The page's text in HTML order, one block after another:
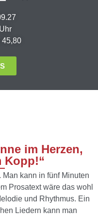
45,80
im Herzen,
Kopp!“
kann in fünf Minuten
Prosatext wäre das wohl
und Rhythmus. Ein
Liedern kann man